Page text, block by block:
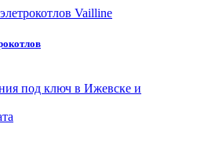
под ключ в Ижевске и